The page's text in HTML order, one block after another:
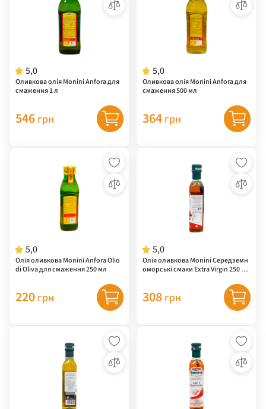
5,0
Оливкова олія Monini Anfora для
смаження 1 л
546 грн
5,0
Оливкова олія Monini Anfora для
смаження 500 мл
364 грн
5,0
Олія оливкова Monini Anfora Olio
di Oliva для смаження 250 мл
220 грн
5,0
Олія оливкова Monini Середземн
оморські смаки Extra Virgin 250 мл
308 грн